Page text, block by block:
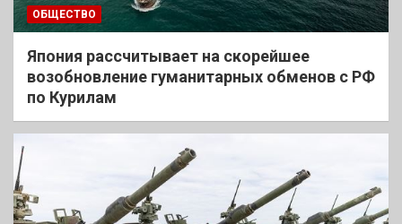
ОБЩЕСТВО
Япония рассчитывает на скорейшее
возобновление гуманитарных обменов с РФ
по Курилам